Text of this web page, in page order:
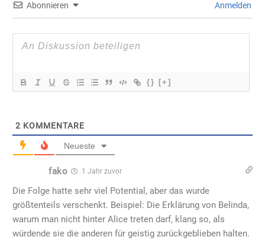
Abonnieren Anmelden
{} [+]
2 KOMMENTARE
Neueste
fako 1 Jahr zuvor
Die Folge hatte sehr viel Potential, aber das wurde
größtenteils verschenkt. Beispiel: Die Erklärung von Belinda,
warum man nicht hinter Alice treten darf, klang so, als
würdende sie die anderen für geistig zurückgeblieben halten.